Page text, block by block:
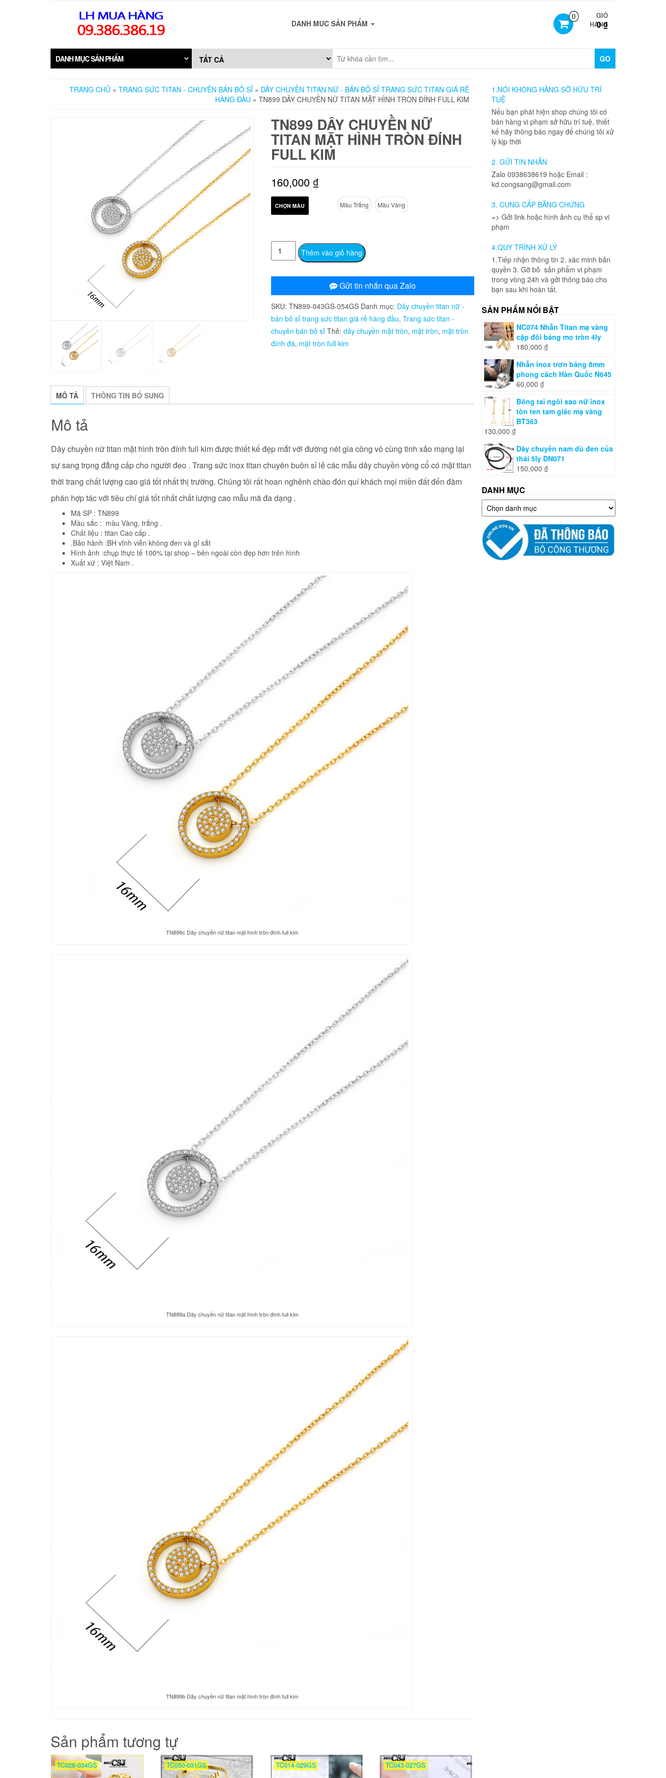
0
GIỎ
HÀNG
0 ₫
DANH MUC SẢN PHẨM
DANH MỤC SẢN PHẨM GO
TRANG CHỦ » TRANG SỨC TITAN - CHUYÊN BÁN BỎ SỈ » DÂY CHUYỀN TITAN NỮ - BÁN BỎ SỈ TRANG SỨC TITAN GIÁ RẺ
HÀNG ĐẦU » TN899 DÂY CHUYỀN NỮ TITAN MẶT HÌNH TRÒN ĐÍNH FULL KIM
TN899 DÂY CHUYỀN NỮ
TITAN MẶT HÌNH TRÒN ĐÍNH
FULL KIM
160,000 ₫
CHỌN MÀU Màu Trắng Màu Vàng
TN899
Dây
titan
mặt
hình
tròn
đính
Thêm vào giỏ hàng
Gửi tin nhắn qua Zalo
SKU: TN899-043GS-054GS Danh mục: Dây chuyền titan nữ -
bán bỏ sỉ trang sức titan giá rẻ hàng đầu, Trang sức titan -
chuyên bán bỏ sỉ Thẻ: dây chuyền mặt tròn, mặt tròn, mặt tròn
đính đá, mặt tròn full kim
MÔ TẢ THÔNG TIN BỔ SUNG
Mô tả
Dây chuyền nữ titan mặt hình tròn đính full kim được thiết kế đẹp mắt với đường nét gia công vô cùng tinh xảo mạng lại
sự sang trọng đẳng cấp cho người đeo . Trang sức inox titan chuyên buôn sỉ lẻ các mẫu dây chuyền vòng cổ có mặt titan
thời trang chất lượng cao giá tốt nhất thị trường. Chúng tôi rất hoan nghênh chào đón quí khách mọi miền đất đến đàm
phán hợp tác với tiêu chí giá tốt nhất chất lượng cao mẫu mã đa dạng .
Mã SP : TN899
Màu sắc : màu Vàng, trắng .
Chất liệu : titan Cao cấp .
.Bảo hành :BH vĩnh viễn không đen và gỉ sắt
Hình ảnh :chụp thực tế 100% tại shop – bên ngoài còn đẹp hơn trên hình
Xuất xứ : Việt Nam .
TN899c Dây chuyền nữ titan mặt hình tròn đính full kim
TN899a Dây chuyền nữ titan mặt hình tròn đính full kim
TN899b Dây chuyền nữ titan mặt hình tròn đính full kim
Sản phẩm tương tự
TC028-034GS TC050-031GS TC014-029GS TC043-027GS
1.NÓI KHÔNG HÀNG SỠ HỮU TRÍ
TUỆ
Nếu bạn phát hiện shop chúng tôi có
bán hàng vi phạm sở hữu trí tuệ, thiết
kế hãy thông báo ngay để chúng tôi xử
lý kịp thời
2. GỬI TIN NHẮN
Zalo 0938638619 hoặc Email :
kd.congsang@gmail.com
3. CUNG CẤP BẰNG CHỨNG
=> Gởi link hoặc hình ảnh cụ thể sp vi
phạm
4.QUY TRÌNH XỬ LÝ
1.Tiếp nhận thông tin 2. xác minh bản
quyền 3. Gỡ bỏ sản phẩm vi phạm
trong vòng 24h và gởi thông báo cho
bạn sau khi hoàn tất.
SẢN PHẨM NỔI BẬT
NC074 Nhẫn Titan mạ vàng
cặp đôi bảng mo tròn 4ly
180,000 ₫
Nhẫn inox trơn bảng 8mm
phong cách Hàn Quốc N645
60,000 ₫
Bông tai ngôi sao nữ inox
tòn ten tam giác mạ vàng
BT363
130,000 ₫
Dây chuyền nam dù đen của
thái 5ly DN071
150,000 ₫
DANH MỤC
Danh
mục